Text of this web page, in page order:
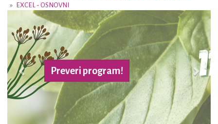
EXCEL - OSNOVNI
Preveri program!
Previous Next